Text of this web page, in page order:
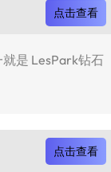
点击查看
是 LesPark钻石
点击查看